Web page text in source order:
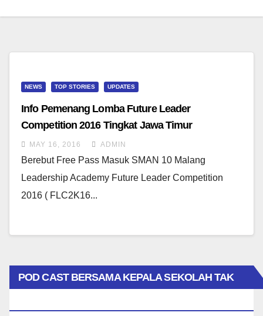
NEWS TOP STORIES UPDATES
Info Pemenang Lomba Future Leader
Competition 2016 Tingkat Jawa Timur
MAY 16, 2016 ADMIN
Berebut Free Pass Masuk SMAN 10 Malang
Leadership Academy Future Leader Competition
2016 ( FLC2K16...
POD CAST BERSAMA KEPALA SEKOLAH TAK